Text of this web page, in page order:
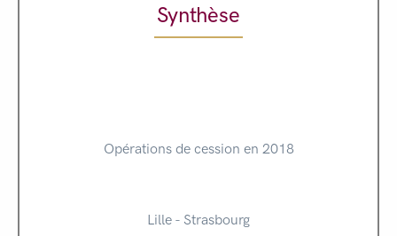
Synthèse
Opérations de cession en 2018
Lille - Strasbourg